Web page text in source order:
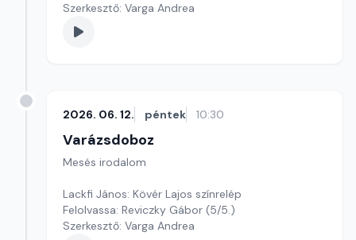
Szerkesztő: Varga Andrea
2026. 06. 12. péntek 10:30
Varázsdoboz
Mesés irodalom
Lackfi János: Kövér Lajos színrelép
Felolvassa: Reviczky Gábor (5/5.)
Szerkesztő: Varga Andrea